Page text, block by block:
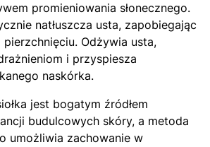
promieniowania słonecznego.
natłuszcza usta, zapobiegając
pierzchnięciu. Odżywia usta,
i przyspiesza
naskórka.
jest bogatym źródłem
budulcowych skóry, a metoda
umożliwia zachowanie w